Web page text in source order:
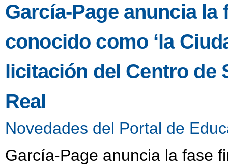
García-Page anuncia
conocido como ‘la
licitación del Centro de
Real
Novedades del Portal de
García-Page anuncia la fase